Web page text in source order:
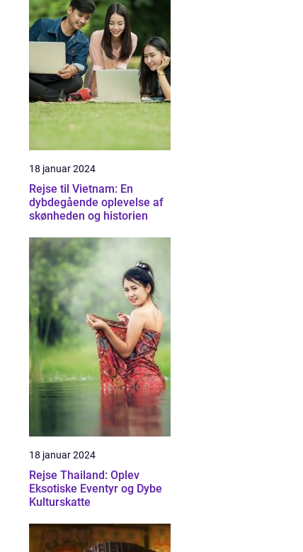
18 januar 2024
Rejse til Vietnam: En
dybdegående oplevelse af
skønheden og historien
18 januar 2024
Rejse Thailand: Oplev
Eksotiske Eventyr og Dybe
Kulturskatte